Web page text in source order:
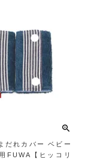
だれカバー ベビー
FUWA【ヒッコリ